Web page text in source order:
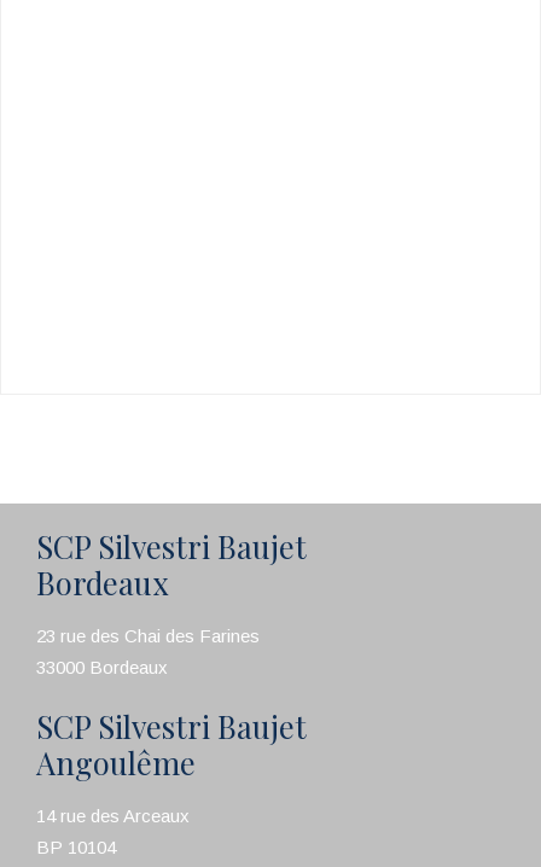
SCP Silvestri Baujet
Bordeaux
23 rue des Chai des Farines
33000 Bordeaux
SCP Silvestri Baujet
Angoulême
14 rue des Arceaux
BP 10104